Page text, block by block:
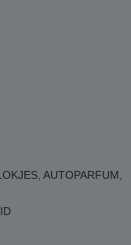
AUTOPARFUM,